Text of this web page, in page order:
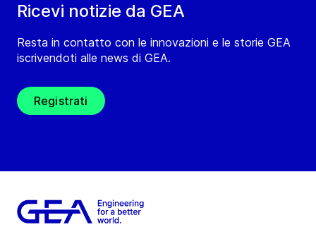
Ricevi notizie da GEA
Resta in contatto con le innovazioni e le storie GEA
iscrivendoti alle news di GEA.
Registrati